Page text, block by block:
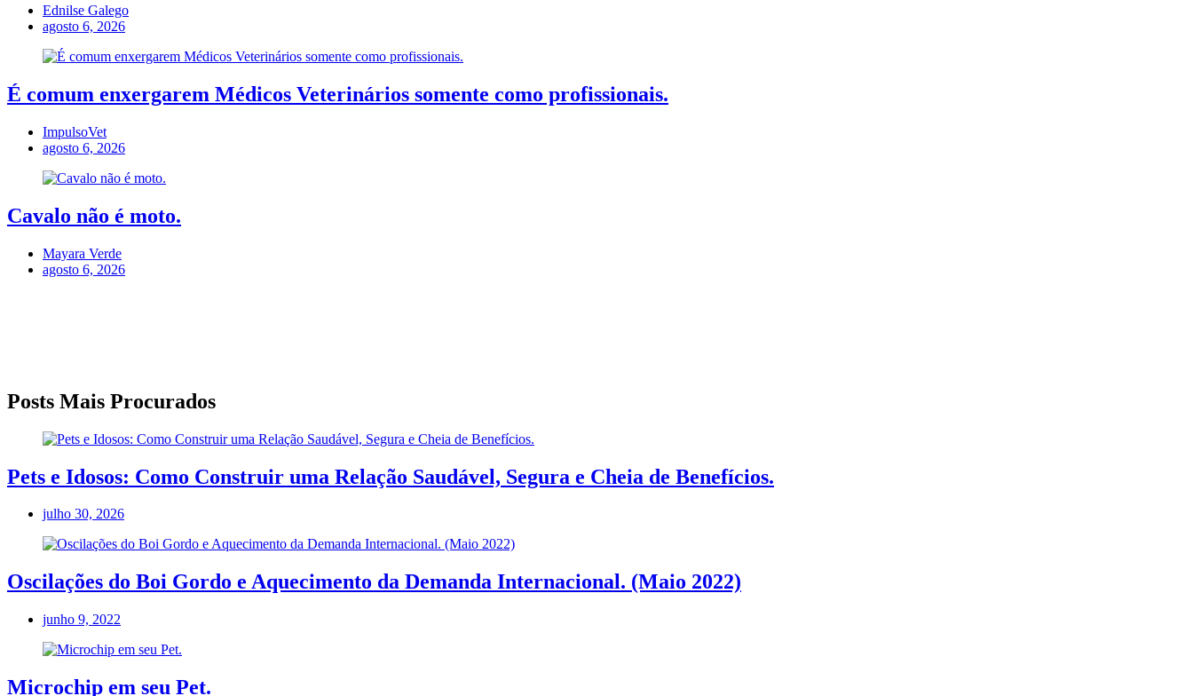
Ednilse Galego
agosto 6, 2026
É comum enxergarem Médicos Veterinários somente como profissionais.
ImpulsoVet
agosto 6, 2026
Cavalo não é moto.
Mayara Verde
agosto 6, 2026
Posts Mais Procurados
Pets e Idosos: Como Construir uma Relação Saudável, Segura e Cheia de Benefícios.
julho 30, 2026
Oscilações do Boi Gordo e Aquecimento da Demanda Internacional. (Maio 2022)
junho 9, 2022
Microchip em seu Pet.